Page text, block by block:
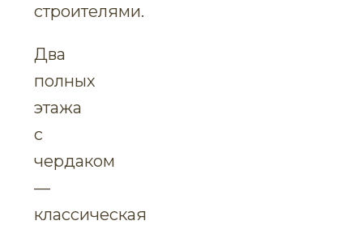
строителями.
Два
полных
этажа
с
чердаком
—
классическая